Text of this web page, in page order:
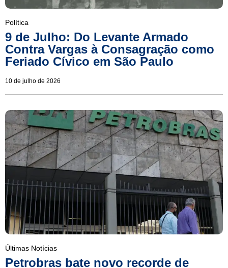
Política
9 de Julho: Do Levante Armado
Contra Vargas à Consagração como
Feriado Cívico em São Paulo
10 de julho de 2026
Últimas Notícias
Petrobras bate novo recorde de